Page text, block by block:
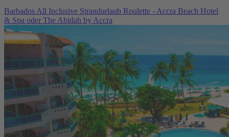
Barbados All Inclusive Strandurlaub Roulette - Accra Beach Hotel
& Spa oder The Abidah by Accra